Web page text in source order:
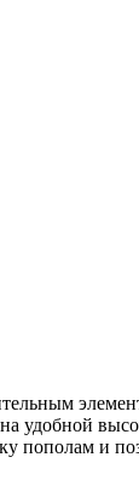
удобной
пополам и